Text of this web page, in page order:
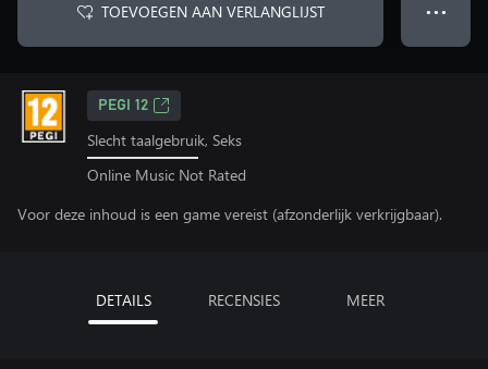
TOEVOEGEN AAN VERLANGLIJST ● ● ●
PEGI 12
Slecht taalgebruik, Seks
Online Music Not Rated
Voor deze inhoud is een game vereist (afzonderlijk verkrijgbaar).
DETAILS RECENSIES MEER